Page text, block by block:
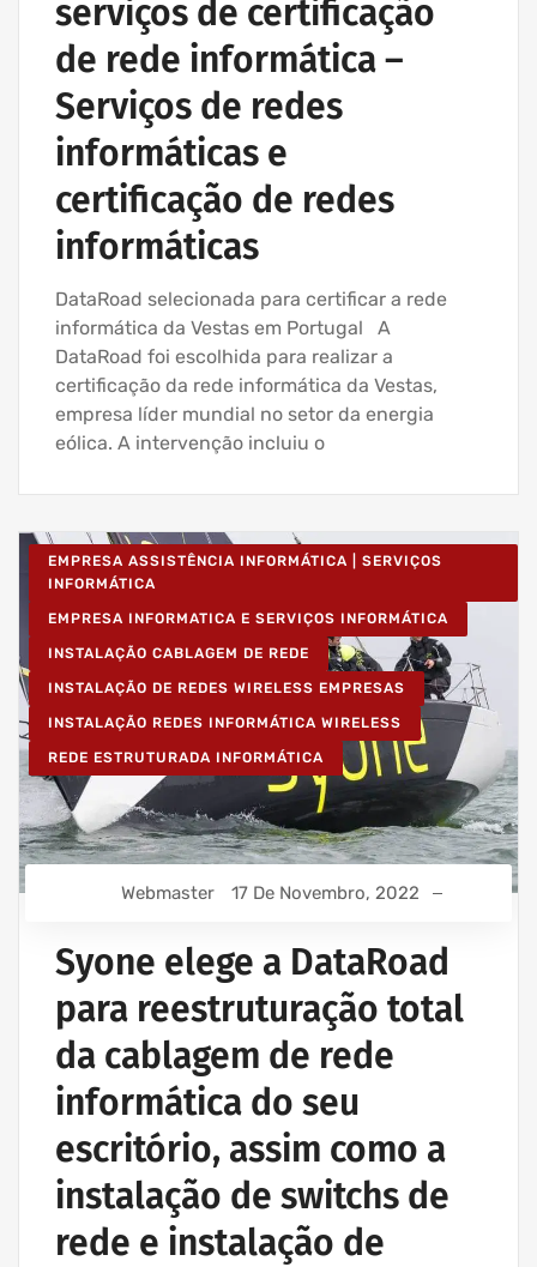
serviços de certificação
de rede informática –
Serviços de redes
informáticas e
certificação de redes
informáticas
DataRoad selecionada para certificar a rede
informática da Vestas em Portugal A
DataRoad foi escolhida para realizar a
certificação da rede informática da Vestas,
empresa líder mundial no setor da energia
eólica. A intervenção incluiu o
EMPRESA ASSISTÊNCIA INFORMÁTICA | SERVIÇOS
INFORMÁTICA
EMPRESA INFORMATICA E SERVIÇOS INFORMÁTICA
INSTALAÇÃO CABLAGEM DE REDE
INSTALAÇÃO DE REDES WIRELESS EMPRESAS
INSTALAÇÃO REDES INFORMÁTICA WIRELESS
REDE ESTRUTURADA INFORMÁTICA
Webmaster 17 De Novembro, 2022
Syone elege a DataRoad
para reestruturação total
da cablagem de rede
informática do seu
escritório, assim como a
instalação de switchs de
rede e instalação de